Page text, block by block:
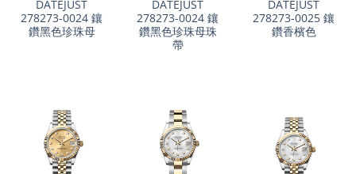
DATEJUST
278273-0024 鑲
鑽黑色珍珠母
DATEJUST
278273-0024 鑲
鑽黑色珍珠母珠
帶
DATEJUST
278273-0025 鑲
鑽香檳色